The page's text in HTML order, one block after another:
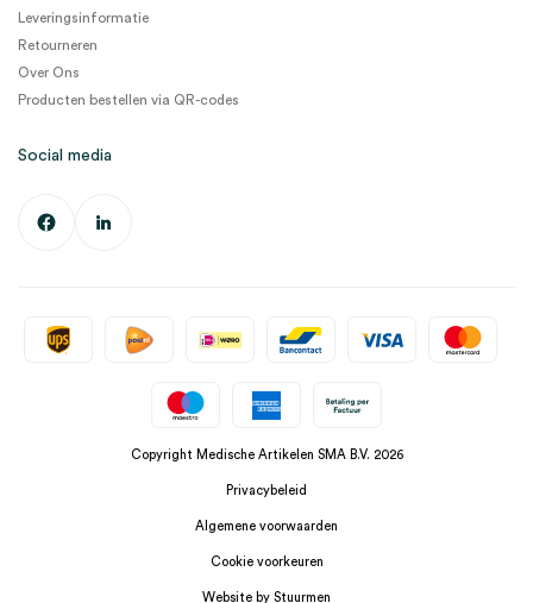
Leveringsinformatie
Retourneren
Over Ons
Producten bestellen via QR-codes
Social media
Copyright Medische Artikelen SMA B.V. 2026
Privacybeleid
Algemene voorwaarden
Cookie voorkeuren
Website by Stuurmen